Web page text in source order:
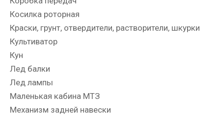
Косилка роторная
Краски, грунт, отвердители, растворители, шкурки
Культиватор
Кун
Лед балки
Лед лампы
Маленькая кабина МТЗ
Механизм задней навески